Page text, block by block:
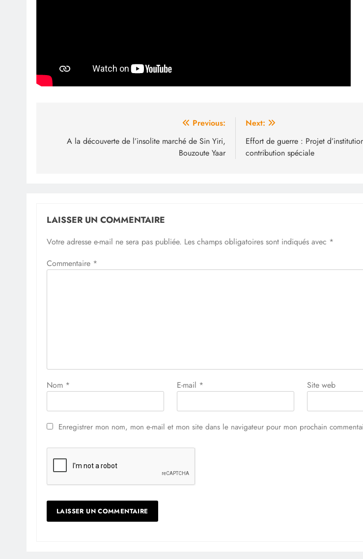
Previous:
A la découverte de l’insolite marché de Sin Yiri,
Bouzoute Yaar
Next:
Effort de guerre : Projet
contribution spéciale
LAISSER UN COMMENTAIRE
Votre adresse e-mail ne sera pas publiée. Les champs obligatoires sont indiqués avec *
Commentaire *
Nom * E-mail * Site web
Enregistrer mon nom, mon e-mail et mon site dans le navigateur pour mon prochain